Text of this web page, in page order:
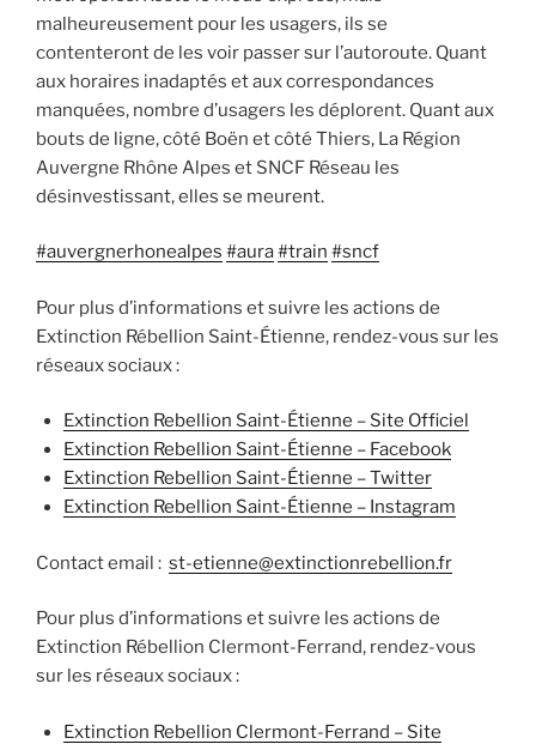
malheureusement pour les usagers, ils se
contenteront de les voir passer sur l’autoroute. Quant
aux horaires inadaptés et aux correspondances
manquées, nombre d’usagers les déplorent. Quant aux
bouts de ligne, côté Boën et côté Thiers, La Région
Auvergne Rhône Alpes et SNCF Réseau les
désinvestissant, elles se meurent.
#auvergnerhonealpes #aura#train #sncf
Pour plus d’informations et suivre les actions de
Extinction Rébellion Saint-Étienne, rendez-vous sur les
réseaux sociaux :
Extinction Rebellion Saint-Étienne – Site Officiel
Extinction Rebellion Saint-Étienne – Facebook
Extinction Rebellion Saint-Étienne – Twitter
Extinction Rebellion Saint-Étienne – Instagram
Contact email : st-etienne@extinctionrebellion.fr
Pour plus d’informations et suivre les actions de
Extinction Rébellion Clermont-Ferrand, rendez-vous
sur les réseaux sociaux :
Extinction Rebellion Clermont-Ferrand – Site